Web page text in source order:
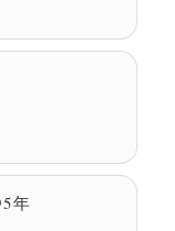
年